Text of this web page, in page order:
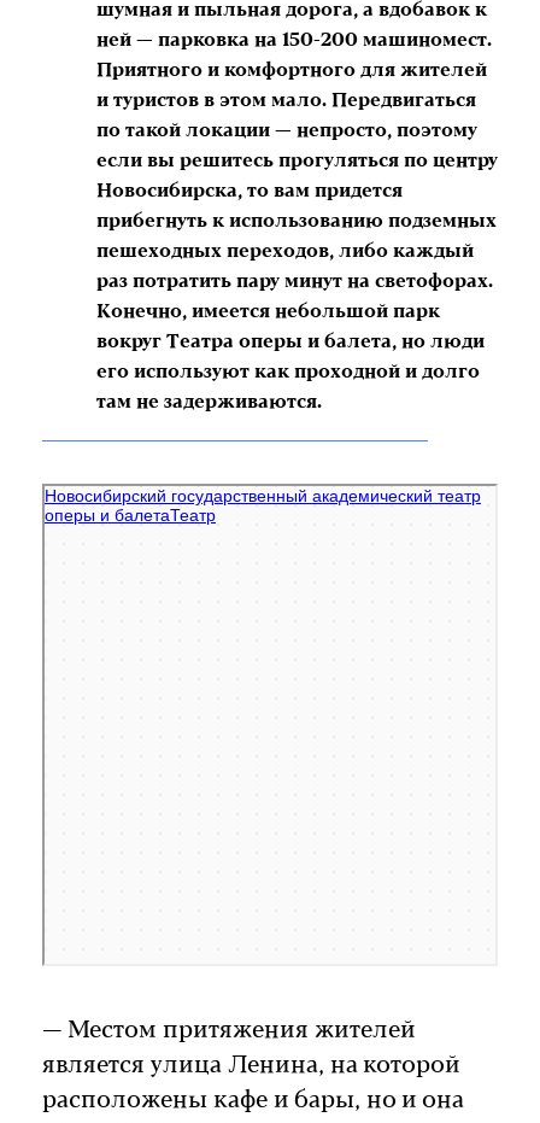
шумная и пыльная дорога, а вдобавок к
ней — парковка на 150-200 машиномест.
Приятного и комфортного для жителей
и туристов в этом мало. Передвигаться
по такой локации — непросто, поэтому
если вы решитесь прогуляться по центру
Новосибирска, то вам придется
прибегнуть к использованию подземных
пешеходных переходов, либо каждый
раз потратить пару минут на светофорах.
Конечно, имеется небольшой парк
вокруг Театра оперы и балета, но люди
его используют как проходной и долго
там не задерживаются.
Новосибирский театр оперы и балета
Театр в Новосибирске
— Местом притяжения жителей
является улица Ленина, на которой
расположены кафе и бары, но и она